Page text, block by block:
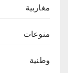
مغاربية
منوعات
وطنية